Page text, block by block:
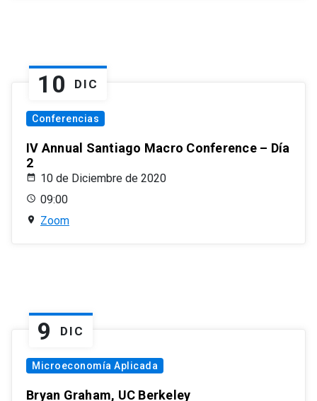
10 DIC
Conferencias
IV Annual Santiago Macro Conference – Día
2
10 de Diciembre de 2020
09:00
Zoom
9 DIC
Microeconomía Aplicada
Bryan Graham, UC Berkeley